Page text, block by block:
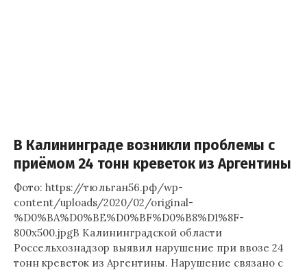
В Калининграде возникли проблемы с
приёмом 24 тонн креветок из Аргентины
Фото: https://тюльган56.рф/wp-
content/uploads/2020/02/original-
%D0%BA%D0%BE%D0%BF%D0%B8%D1%8F-
800x500.jpgВ Калининградской области
Россельхознадзор выявил нарушение при ввозе 24
тонн креветок из Аргентины. Нарушение связано с